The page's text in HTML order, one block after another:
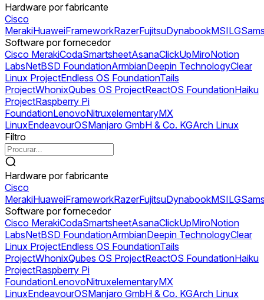
Hardware por fabricante
Cisco
MerakiHuaweiFrameworkRazerFujitsuDynabookMSILG
Software por fornecedor
Cisco MerakiCodaSmartsheetAsanaClickUpMiroNotion
LabsNetBSD FoundationArmbianDeepin TechnologyClear
Linux ProjectEndless OS FoundationTails
ProjectWhonixQubes OS ProjectReactOS FoundationHaiku
ProjectRaspberry Pi
FoundationLenovoNitruxelementaryMX
LinuxEndeavourOSManjaro GmbH & Co. KGArch Linux
Filtro
Hardware por fabricante
Cisco
MerakiHuaweiFrameworkRazerFujitsuDynabookMSILG
Software por fornecedor
Cisco MerakiCodaSmartsheetAsanaClickUpMiroNotion
LabsNetBSD FoundationArmbianDeepin TechnologyClear
Linux ProjectEndless OS FoundationTails
ProjectWhonixQubes OS ProjectReactOS FoundationHaiku
ProjectRaspberry Pi
FoundationLenovoNitruxelementaryMX
LinuxEndeavourOSManjaro GmbH & Co. KGArch Linux